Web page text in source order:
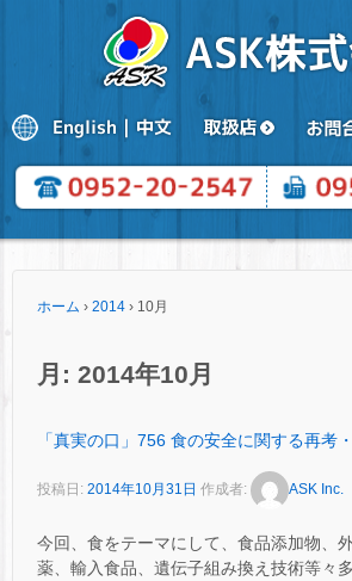
ホーム › 2014 › 10月
月: 2014年10月
「真実の口」756 食の安全に関する再考
投稿日: 2014年10月31日 作成者: ASK Inc.
今回、食をテーマにして、食品添加物、
薬、輸入食品、遺伝子組み換え技術等々